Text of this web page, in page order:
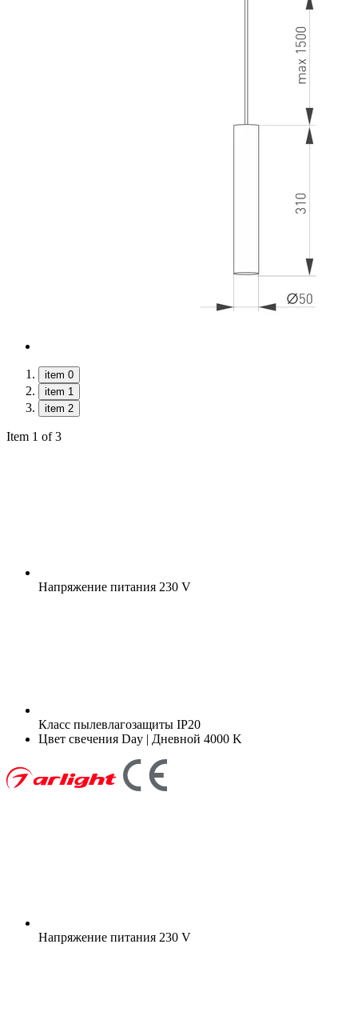
item 0
item 1
item 2
Item 1 of 3
Напряжение питания 230 V
Класс пылевлагозащиты IP20
Цвет свечения Day | Дневной 4000 K
Напряжение питания 230 V